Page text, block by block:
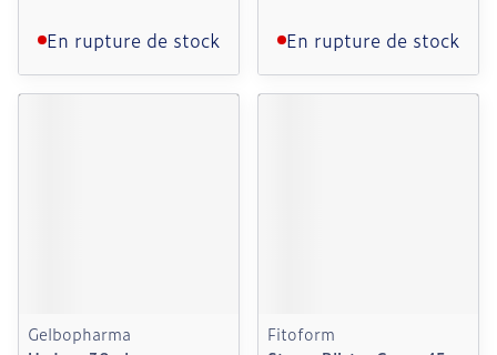
En rupture de stock En rupture de stock
Gelbopharma
Fitoform